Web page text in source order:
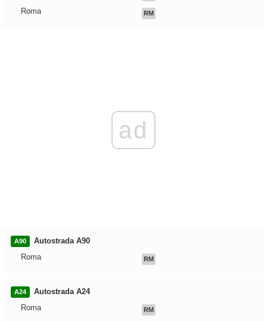
Roma RM
ad
A90
Autostrada A90
Roma
RM
A24
Autostrada A24
Roma
RM